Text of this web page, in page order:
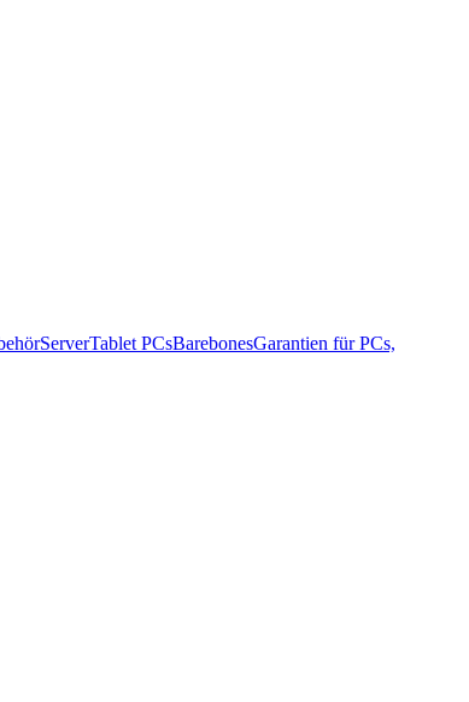
ServerTablet PCsBarebonesGarantien für PCs,